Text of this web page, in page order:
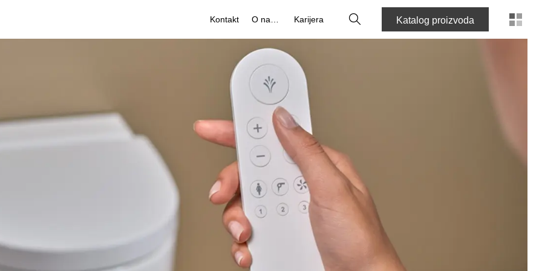
Kontakt Karijera TražilicaKatalog proizvoda